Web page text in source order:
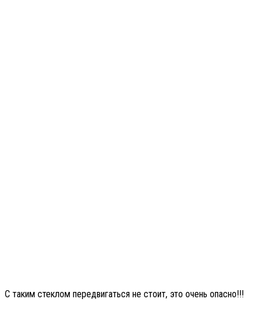
С таким стеклом передвигаться не стоит, это очень опасно!!!